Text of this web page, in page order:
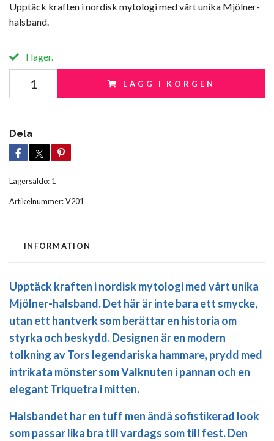
Upptäck kraften i nordisk mytologi med vårt unika Mjölner-
halsband.
I lager.
LÄGG I KORGEN
Dela
Lagersaldo: 1
Artikelnummer:V201
INFORMATION
Upptäck kraften i nordisk mytologi med vårt unika
Mjölner-halsband. Det här är inte bara ett smycke,
utan ett hantverk som berättar en historia om
styrka och beskydd. Designen är en modern
tolkning av Tors legendariska hammare, prydd med
intrikata mönster somValknuten i pannan och en
elegant Triquetra i mitten.
Halsbandet har en tuff men ändå sofistikerad look
som passar lika bra till vardags som till fest. Den